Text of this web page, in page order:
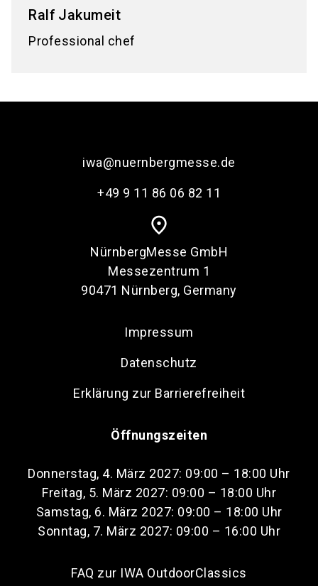
Ralf Jakumeit
Professional chef
iwa@nuernbergmesse.de
+49 9 11 86 06 82 11
place
NürnbergMesse GmbH
Messezentrum 1
90471 Nürnberg, Germany
Impressum
Datenschutz
Erklärung zur Barrierefreiheit
Öffnungszeiten
Donnerstag, 4. März 2027: 09:00 – 18:00 Uhr
Freitag, 5. März 2027: 09:00 – 18:00 Uhr
Samstag, 6. März 2027: 09:00 – 18:00 Uhr
Sonntag, 7. März 2027: 09:00 – 16:00 Uhr
FAQ zur IWA OutdoorClassics